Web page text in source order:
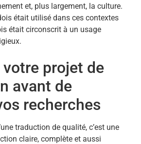
et, plus largement, la culture.
était utilisé dans ces contextes
était circonscrit à un usage
votre projet de
avant de
recherches
traduction de qualité, c’est une
claire, complète et aussi